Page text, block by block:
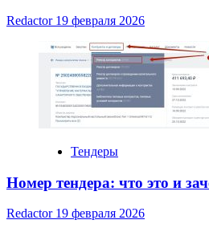
Redactor 19 февраля 2026
Тендеры
Номер тендера: что это и
Redactor 19 февраля 2026